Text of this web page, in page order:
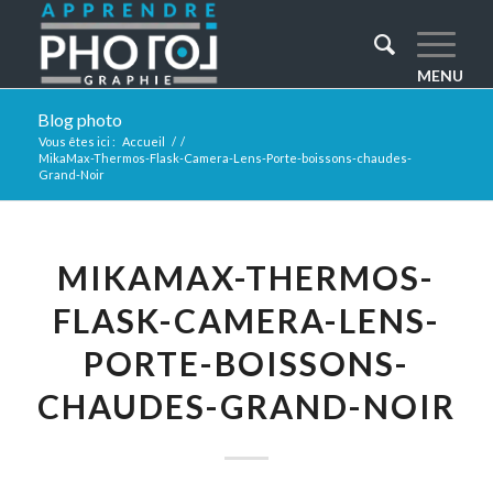
Blog photo
Vous êtes ici : Accueil / /
MikaMax-Thermos-Flask-Camera-Lens-Porte-boissons-chaudes-
Grand-Noir
MIKAMAX-THERMOS-
FLASK-CAMERA-LENS-
PORTE-BOISSONS-
CHAUDES-GRAND-NOIR